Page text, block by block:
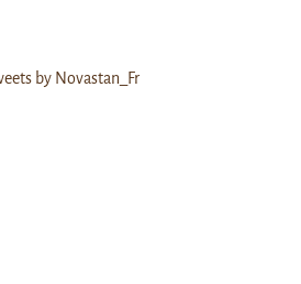
by Novastan_Fr